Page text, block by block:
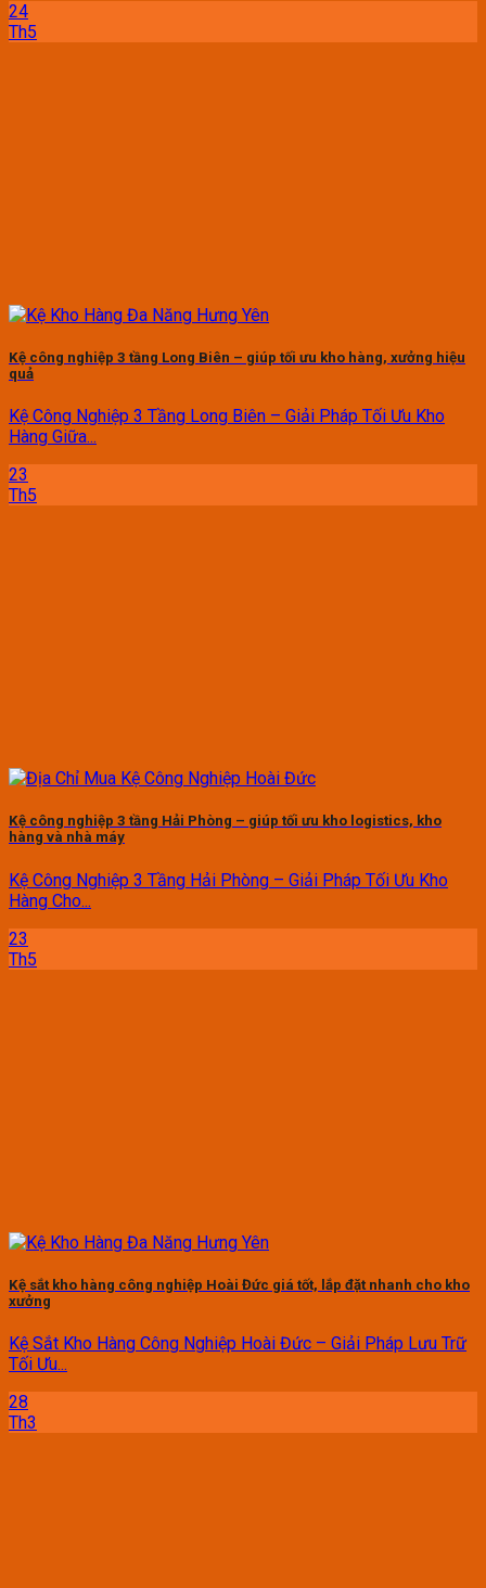
24
Th5
Kệ công nghiệp 3 tầng Long Biên – giúp tối ưu kho hàng, xưởng hiệu
quả
Kệ Công Nghiệp 3 Tầng Long Biên – Giải Pháp Tối Ưu Kho
Hàng Giữa...
23
Th5
Kệ công nghiệp 3 tầng Hải Phòng – giúp tối ưu kho logistics, kho
hàng và nhà máy
Kệ Công Nghiệp 3 Tầng Hải Phòng – Giải Pháp Tối Ưu Kho
Hàng Cho...
23
Th5
Kệ sắt kho hàng công nghiệp Hoài Đức giá tốt, lắp đặt nhanh cho kho
xưởng
Kệ Sắt Kho Hàng Công Nghiệp Hoài Đức – Giải Pháp Lưu Trữ
Tối Ưu...
28
Th3